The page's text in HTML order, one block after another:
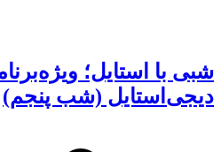
دیجی‌استایل (شب پنجم)